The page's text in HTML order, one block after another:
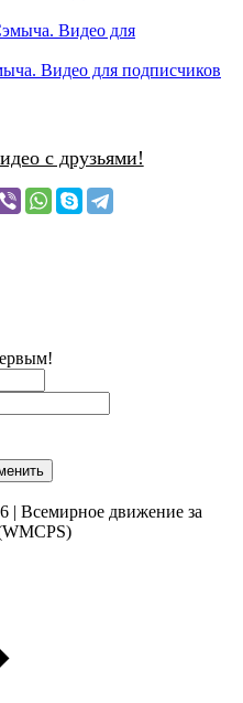
Видео для подписчиков
с друзьями!
| Всемирное движение за